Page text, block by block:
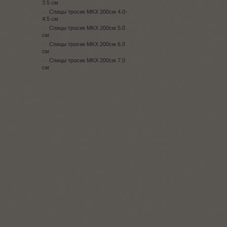
3.5 см
Спицы тросик MKX 200см 4.0-
4.5 см
Спицы тросик MKX 200см 5.0
см
Спицы тросик MKX 200см 6.0
см
Спицы тросик MKX 200см 7.0
см